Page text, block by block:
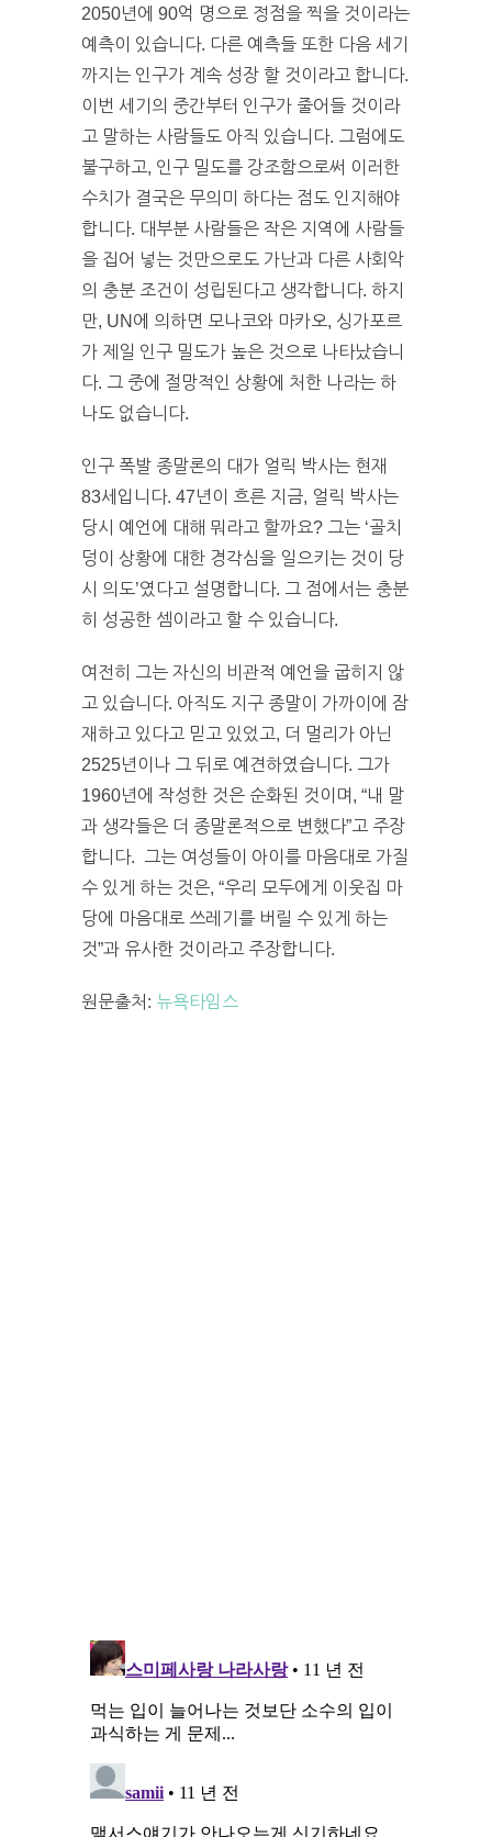
2050년에 90억 명으로 정점을 찍을 것이라는
예측이 있습니다. 다른 예측들 또한 다음 세기
까지는 인구가 계속 성장 할 것이라고 합니다.
이번 세기의 중간부터 인구가 줄어들 것이라
고 말하는 사람들도 아직 있습니다. 그럼에도
불구하고, 인구 밀도를 강조함으로써 이러한
수치가 결국은 무의미 하다는 점도 인지해야
합니다. 대부분 사람들은 작은 지역에 사람들
을 집어 넣는 것만으로도 가난과 다른 사회악
의 충분 조건이 성립된다고 생각합니다. 하지
만, UN에 의하면 모나코와 마카오, 싱가포르
가 제일 인구 밀도가 높은 것으로 나타났습니
다. 그 중에 절망적인 상황에 처한 나라는 하
나도 없습니다.
인구 폭발 종말론의 대가 얼릭 박사는 현재
83세입니다. 47년이 흐른 지금, 얼릭 박사는
당시 예언에 대해 뭐라고 할까요? 그는 ‘골치
덩이 상황에 대한 경각심을 일으키는 것이 당
시 의도’였다고 설명합니다. 그 점에서는 충분
히 성공한 셈이라고 할 수 있습니다.
여전히 그는 자신의 비관적 예언을 굽히지 않
고 있습니다. 아직도 지구 종말이 가까이에 잠
재하고 있다고 믿고 있었고, 더 멀리가 아닌
2525년이나 그 뒤로 예견하였습니다. 그가
1960년에 작성한 것은 순화된 것이며, “내 말
과 생각들은 더 종말론적으로 변했다”고 주장
합니다. 그는 여성들이 아이를 마음대로 가질
수 있게 하는 것은, “우리 모두에게 이웃집 마
당에 마음대로 쓰레기를 버릴 수 있게 하는
것”과 유사한 것이라고 주장합니다.
원문출처: 뉴욕타임스